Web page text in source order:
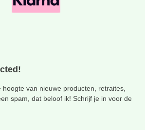
van nieuwe producten, retraites,
spam, dat beloof ik! Schrijf je in voor de